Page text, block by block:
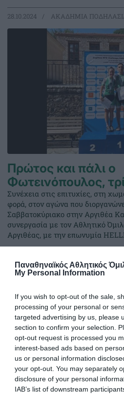
Παναθηναϊκός Αθλητικός
My Personal Information
If you wish to opt-out of the sale,
processing of your personal or
targeted advertising by us, please
section to confirm your selection.
opt-out request is processed you
interest-based ads based on
us or personal information
your opt-out. You may separately
disclosure of your personal
IAB’s list of downstream
28.10.2024 ΑΚΑΔΗΜΙΑ
Πρώτος και πάλι ο
Φωτεινόπουλος,
Συνέχεια στις επιτυχίες, στη
φορά, στον αγώνα που
Σαββατοκύριακο στην Αργιθέα
συνεργασία με τον Αθλητικό
Αργιθέας, με την επωνυμία
15.07.2024 ΑΚΑΔΗΜΙΑ